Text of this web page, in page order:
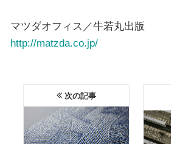
マツダオフィス／牛若丸出版
http://matzda.co.jp/
次の記事